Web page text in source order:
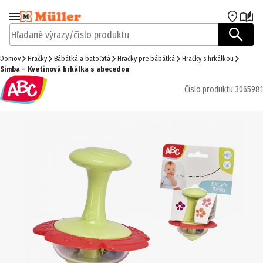
Prejsť na navigáciu
Prejsť na hlavný obsah
Hľadané výrazy/číslo produktu
Domov Hračky Bábätká a batoľatá Hračky pre bábätká
Hračky s hrkálkou
Simba – Kvetinová hrkálka s abecedou
Číslo produktu 3065981